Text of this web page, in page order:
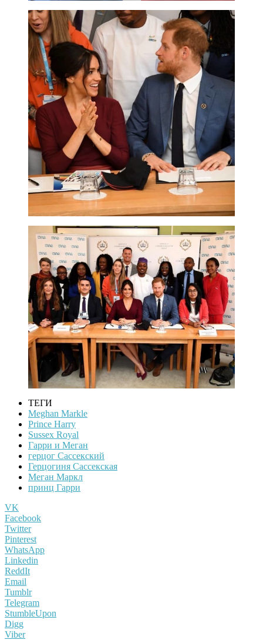
ТЕГИ
Meghan Markle
Prince Harry
Sussex Royal
Гарри и Меган
герцог Сассекский
Герцогиня Сассекская
Меган Маркл
принц Гарри
VK
Facebook
Twitter
Pinterest
WhatsApp
Linkedin
ReddIt
Email
Tumblr
Telegram
StumbleUpon
Digg
Viber